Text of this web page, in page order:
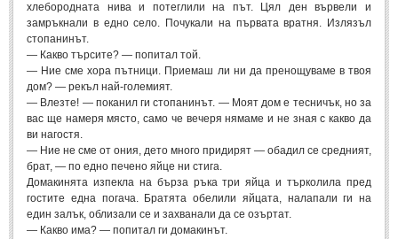
Автори на приказки
МИТОВЕ И ЛЕГЕНДИ
България
Гърция
Италия (1)
Персия
хлебородната нива и потеглили на път. Цял ден вървели и
замръкнали в едно село. Почукали на първата вратня. Излязъл
стопанинът.
— Какво търсите? — попитал той.
— Ние сме хора пътници. Приемаш ли ни да пренощуваме в твоя
дом? — рекъл най-големият.
— Влезте! — поканил ги стопанинът. — Моят дом е тесничък, но за
вас ще намеря място, само че вечеря нямаме и не зная с какво да
ви нагостя.
— Ние не сме от ония, дето много придирят — обадил се средният,
брат, — по едно печено яйце ни стига.
Домакинята изпекла на бърза ръка три яйца и търколила пред
гостите една погача. Братята обелили яйцата, налапали ги на
един залък, облизали се и захванали да се озъртат.
— Какво има? — попитал ги домакинът.